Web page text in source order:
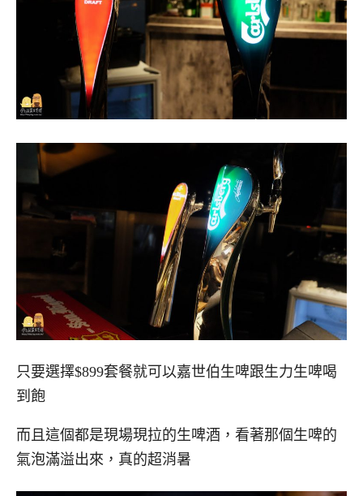
只要選擇$899套餐就可以嘉世伯生啤跟生力生啤喝
到飽
而且這個都是現場現拉的生啤酒，看著那個生啤的
氣泡滿溢出來，真的超消暑